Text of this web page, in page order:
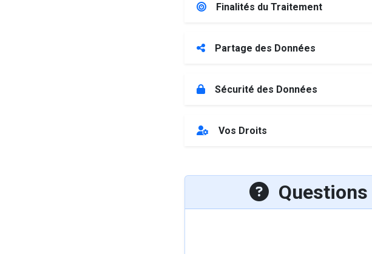
Finalités du Traitement
Partage des Données
Sécurité des Données
Vos Droits